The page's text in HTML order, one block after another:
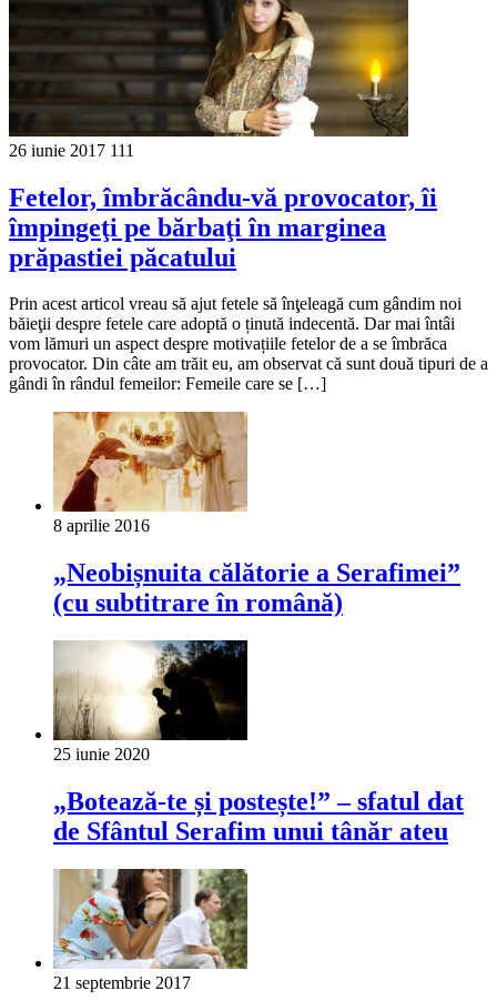
26 iunie 2017 111
Fetelor, îmbrăcându-vă provocator, îi
împingeţi pe bărbaţi în marginea
prăpastiei păcatului
Prin acest articol vreau să ajut fetele să înţeleagă cum gândim noi
băieţii despre fetele care adoptă o ținută indecentă. Dar mai întâi
vom lămuri un aspect despre motivațiile fetelor de a se îmbrăca
provocator. Din câte am trăit eu, am observat că sunt două tipuri de a
gândi în rândul femeilor: Femeile care se […]
8 aprilie 2016
„Neobișnuita călătorie a Serafimei”
(cu subtitrare în română)
25 iunie 2020
„Botează-te și postește!” – sfatul dat
de Sfântul Serafim unui tânăr ateu
21 septembrie 2017